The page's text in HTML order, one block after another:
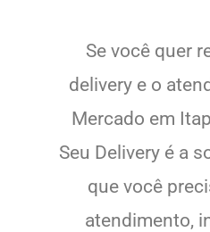
Se você quer
delivery e o
Mercado em
Seu Delivery é a
que você
atendimento,